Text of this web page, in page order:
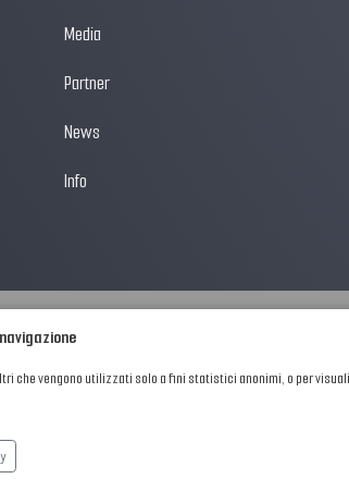
Media
Partner
News
Info
che vengono utilizzati solo a fini statistici anonimi, o per